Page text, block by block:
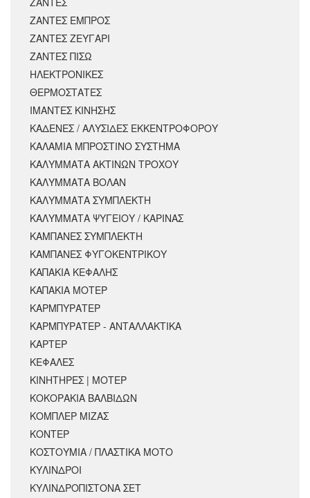
ΖΑΝΤΕΣ ΕΜΠΡΟΣ
ΖΑΝΤΕΣ ΖΕΥΓΑΡΙ
ΖΑΝΤΕΣ ΠΙΣΩ
ΗΛΕΚΤΡΟΝΙΚΕΣ
ΘΕΡΜΟΣΤΑΤΕΣ
ΙΜΑΝΤΕΣ ΚΙΝΗΣΗΣ
ΚΑΔΕΝΕΣ / ΑΛΥΣΙΔΕΣ ΕΚΚΕΝΤΡΟΦΟΡΟΥ
ΚΑΛΑΜΙΑ ΜΠΡΟΣΤΙΝΟ ΣΥΣΤΗΜΑ
ΚΑΛΥΜΜΑΤΑ ΑΚΤΙΝΩΝ ΤΡΟΧΟΥ
ΚΑΛΥΜΜΑΤΑ ΒΟΛΑΝ
ΚΑΛΥΜΜΑΤΑ ΣΥΜΠΛΕΚΤΗ
ΚΑΛΥΜΜΑΤΑ ΨΥΓΕΙΟΥ / ΚΑΡΙΝΑΣ
ΚΑΜΠΑΝΕΣ ΣΥΜΠΛΕΚΤΗ
ΚΑΜΠΑΝΕΣ ΦΥΓΟΚΕΝΤΡΙΚΟΥ
ΚΑΠΑΚΙΑ ΚΕΦΑΛΗΣ
ΚΑΠΑΚΙΑ ΜΟΤΕΡ
ΚΑΡΜΠΥΡΑΤΕΡ
ΚΑΡΜΠΥΡΑΤΕΡ - ΑΝΤΑΛΛΑΚΤΙΚΑ
ΚΑΡΤΕΡ
ΚΕΦΑΛΕΣ
ΚΙΝΗΤΗΡΕΣ | ΜΟΤΕΡ
ΚΟΚΟΡΑΚΙΑ ΒΑΛΒΙΔΩΝ
ΚΟΜΠΛΕΡ ΜΙΖΑΣ
ΚΟΝΤΕΡ
ΚΟΣΤΟΥΜΙΑ / ΠΛΑΣΤΙΚΑ ΜΟΤΟ
ΚΥΛΙΝΔΡΟΙ
ΚΥΛΙΝΔΡΟΠΙΣΤΟΝΑ ΣΕΤ